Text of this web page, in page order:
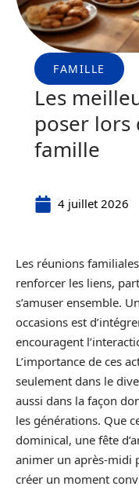
FAMILLE
Les
poser lors
famille
4 juillet 2026
Les réunions
renforcer les liens,
s’amuser ensemble.
occasions est
encouragent
L’importance de ces
seulement dans le
aussi dans la façon
les générations. Que
dominical, une fête
animer un après-midi
créer un moment